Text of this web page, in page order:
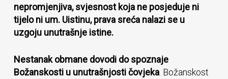
nepromjenjiva, svjesnost koja ne posjeduje ni
tijelo ni um. Uistinu, prava sreća nalazi se u
uzgoju unutrašnje istine.
Nestanak obmane dovodi do spoznaje
Božanskosti u unutrašnjosti čovjeka. Božanskost